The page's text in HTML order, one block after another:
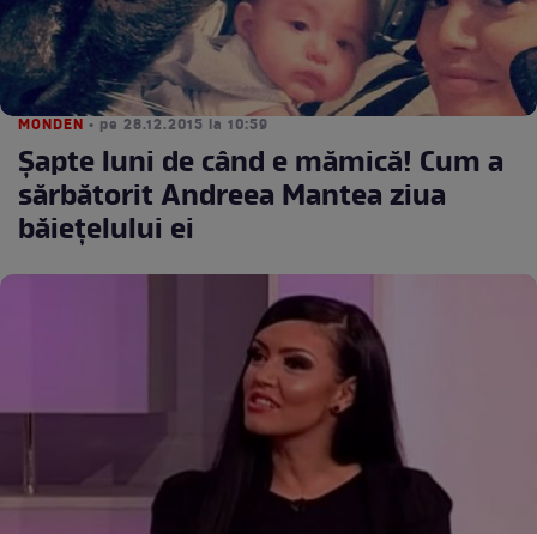
MONDEN • pe 28.12.2015 la 10:59
Şapte luni de când e mămică! Cum a
sărbătorit Andreea Mantea ziua
băieţelului ei